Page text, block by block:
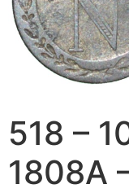
518 –
1808A